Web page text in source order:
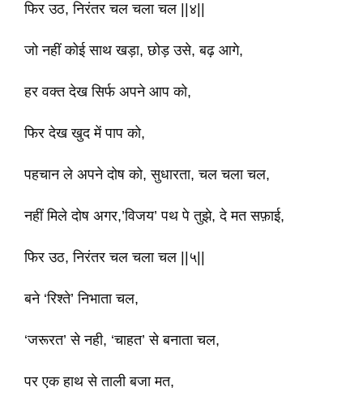
फिर उठ, निरंतर चल चला चल ||४||
जो नहीं कोई साथ खड़ा, छोड़ उसे, बढ़ आगे,
हर वक्त देख सिर्फ अपने आप को,
फिर देख खुद में पाप को,
पहचान ले अपने दोष को, सुधारता, चल चला चल,
नहीं मिले दोष अगर,’विजय’ पथ पे तुझे, दे मत सफ़ाई,
फिर उठ, निरंतर चल चला चल ||५||
बने ‘रिश्ते’ निभाता चल,
‘जरूरत’ से नही, ‘चाहत’ से बनाता चल,
पर एक हाथ से ताली बजा मत,